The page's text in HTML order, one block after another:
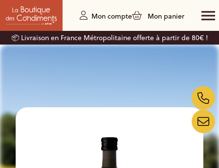
Mon compte Mon panier
📦 Livraison en France Métropolitaine offerte à partir de 80€ !